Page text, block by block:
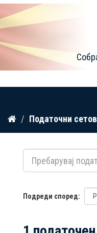
Прескокнете
содржина
Податочни
Подреди според